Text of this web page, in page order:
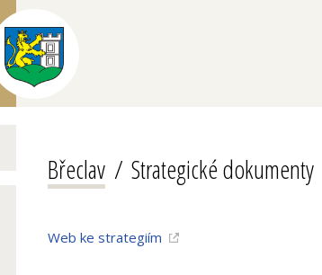
Břeclav Strategické dokumenty
Web ke strategiím